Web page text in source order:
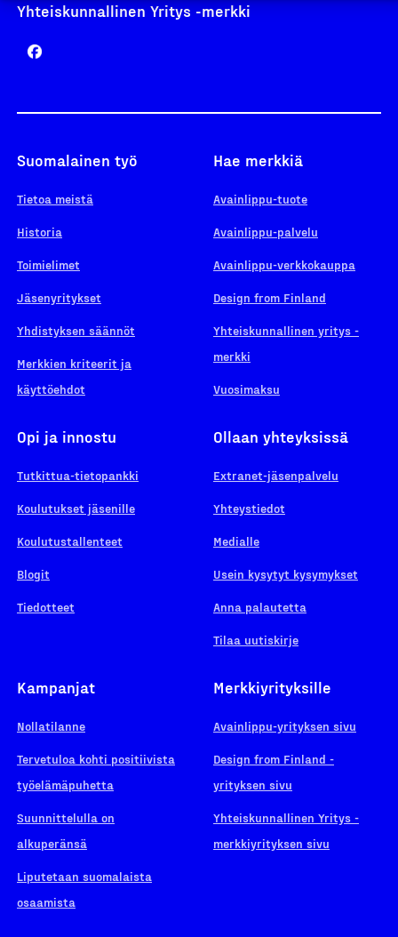
Yhteiskunnallinen Yritys -merkki
Suomalainen työ
Tietoa meistä
Historia
Toimielimet
Jäsenyritykset
Yhdistyksen säännöt
Merkkien kriteerit ja
käyttöehdot
Hae merkkiä
Avainlippu-tuote
Avainlippu-palvelu
Avainlippu-verkkokauppa
Design from Finland
Yhteiskunnallinen yritys -
merkki
Vuosimaksu
Opi ja innostu
Tutkittua-tietopankki
Koulutukset jäsenille
Koulutustallenteet
Blogit
Tiedotteet
Ollaan yhteyksissä
Extranet-jäsenpalvelu
Yhteystiedot
Medialle
Usein kysytyt kysymykset
Anna palautetta
Tilaa uutiskirje
Kampanjat
Nollatilanne
Tervetuloa kohti positiivista
työelämäpuhetta
Suunnittelulla on
alkuperänsä
Liputetaan suomalaista
osaamista
Merkkiyrityksille
Avainlippu-yrityksen sivu
Design from Finland -
yrityksen sivu
Yhteiskunnallinen Yritys -
merkkiyrityksen sivu